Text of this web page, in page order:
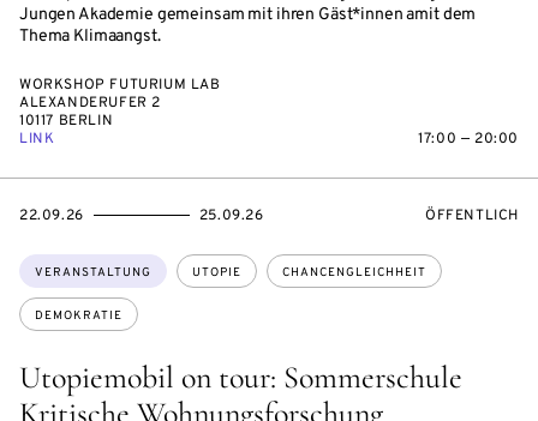
Jungen Akademie gemeinsam mit ihren Gäst*innen amit dem
Thema Klimaangst.
WORKSHOP FUTURIUM LAB
ALEXANDERUFER 2
10117 BERLIN
LINK
17:00 — 20:00
Utopiemobil on tour: Sommerschule
Kritische Wohnungsforschung
Themen:
VERANSTALTUNG UTOPIE CHANCENGLEICHHEIT
DEMOKRATIE
EVENTBEGINSON
22.09.26
EVENTENDSON 25.09.26 ÖFFENTLICH